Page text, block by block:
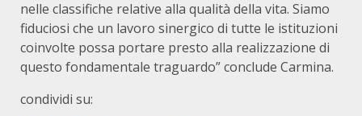
nelle classifiche relative alla qualità della vita. Siamo
fiduciosi che un lavoro sinergico di tutte le istituzioni
coinvolte possa portare presto alla realizzazione di
questo fondamentale traguardo” conclude Carmina.
condividi su: